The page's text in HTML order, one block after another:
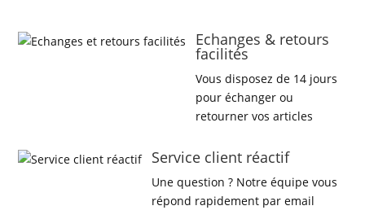
Echanges & retours
facilités
Vous disposez de 14 jours
pour échanger ou
retourner vos articles
Service client réactif
Une question ? Notre équipe vous
répond rapidement par email